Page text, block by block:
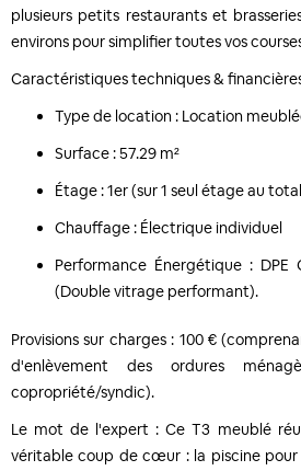
plusieurs petits restaurants et
environs pour simplifier toutes vos
Caractéristiques techniques &
Type de location : Location
Surface : 57.29 m²
Étage : 1er (sur 1 seul étage au
Chauffage : Électrique individuel
Performance Énergétique : DPE
(Double vitrage performant).
Provisions sur charges : 100 €
d'enlèvement des ordures
copropriété/syndic).
Le mot de l'expert : Ce T3 meublé
véritable coup de cœur : la piscine